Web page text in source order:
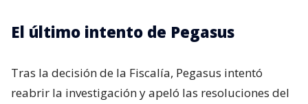
El último intento de Pegasus
Tras la decisión de la Fiscalía, Pegasus intentó
reabrir la investigación y apeló las resoluciones del